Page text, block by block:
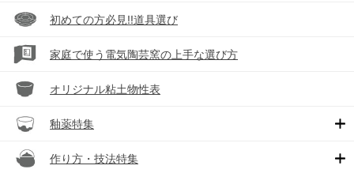
初めての方必見!!道具選び
家庭で使う電気陶芸窯の上手な選び方
オリジナル粘土物性表
釉薬特集
作り方・技法特集